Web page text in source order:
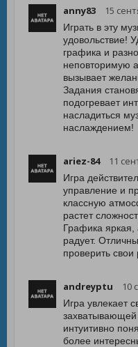
anny83 15
Играть в эту
удовольствие!
графика и
неповторимую
вызывает
Задания
подогревает
насладиться
наслаждением!
ariez-84 11
Игра
управление и
классную
растет
Графика яркая,
радует.
проверить
andreyptu 10
Игра увлекает
интуитивно
более